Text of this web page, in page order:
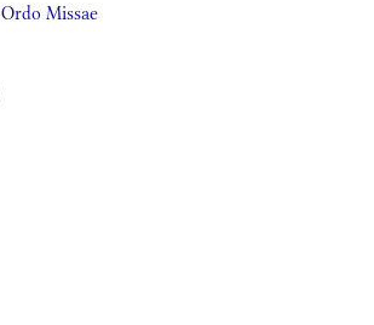
Ordo Missae